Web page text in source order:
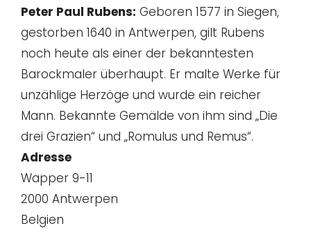
Peter Paul Rubens: Geboren 1577 in Siegen,
gestorben 1640 in Antwerpen, gilt Rubens
noch heute als einer der bekanntesten
Barockmaler überhaupt. Er malte Werke für
unzählige Herzöge und wurde ein reicher
Mann. Bekannte Gemälde von ihm sind „Die
drei Grazien“ und „Romulus und Remus“.
Adresse
Wapper 9-11
2000 Antwerpen
Belgien